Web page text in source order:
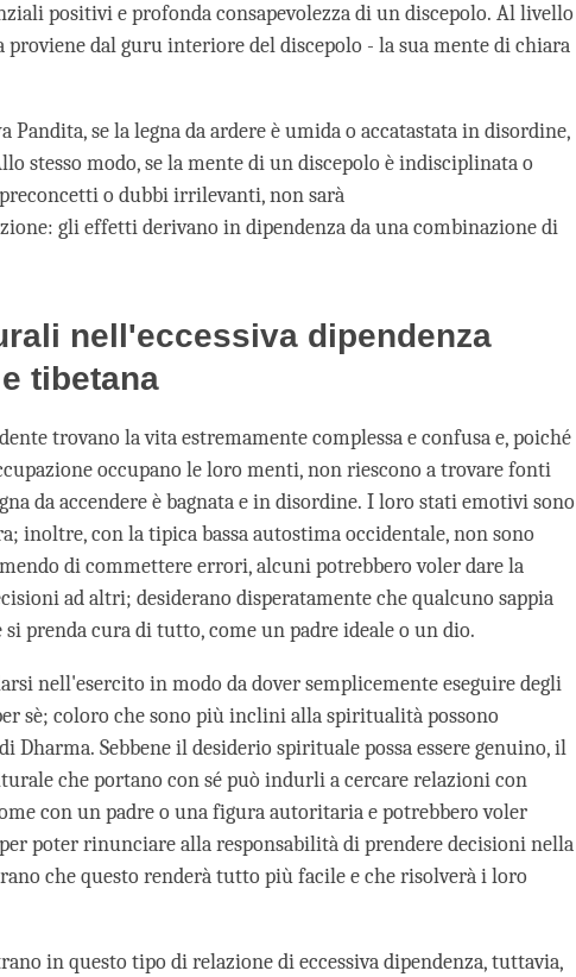
positivi e profonda consapevolezza di un discepolo. Al livello
dal guru interiore del discepolo - la sua mente di chiara
Pandita, se la legna da ardere è umida o accatastata in disordine,
stesso modo, se la mente di un discepolo è indisciplinata o
o dubbi irrilevanti, non sarà
gli effetti derivano in dipendenza da una combinazione di
nell'eccessiva dipendenza
tibetana
trovano la vita estremamente complessa e confusa e, poiché
occupano le loro menti, non riescono a trovare fonti
da accendere è bagnata e in disordine. I loro stati emotivi sono
inoltre, con la tipica bassa autostima occidentale, non sono
di commettere errori, alcuni potrebbero voler dare la
ad altri; desiderano disperatamente che qualcuno sappia
si prenda cura di tutto, come un padre ideale o un dio.
nell'esercito in modo da dover semplicemente eseguire degli
sè; coloro che sono più inclini alla spiritualità possono
Dharma. Sebbene il desiderio spirituale possa essere genuino, il
che portano con sé può indurli a cercare relazioni con
con un padre o una figura autoritaria e potrebbero voler
poter rinunciare alla responsabilità di prendere decisioni nella
che questo renderà tutto più facile e che risolverà i loro
in questo tipo di relazione di eccessiva dipendenza, tuttavia,